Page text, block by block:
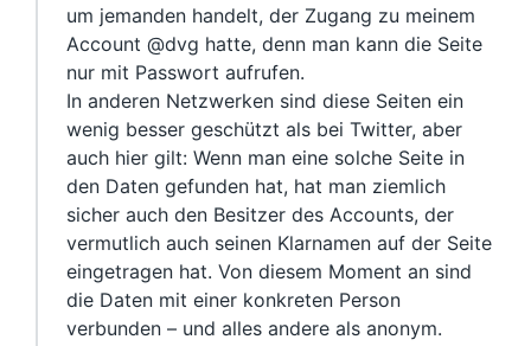
um jemanden handelt, der Zugang zu meinem
Account @dvg hatte, denn man kann die Seite
nur mit Passwort aufrufen.
In anderen Netzwerken sind diese Seiten ein
wenig besser geschützt als bei Twitter, aber
auch hier gilt: Wenn man eine solche Seite in
den Daten gefunden hat, hat man ziemlich
sicher auch den Besitzer des Accounts, der
vermutlich auch seinen Klarnamen auf der Seite
eingetragen hat. Von diesem Moment an sind
die Daten mit einer konkreten Person
verbunden – und alles andere als anonym.